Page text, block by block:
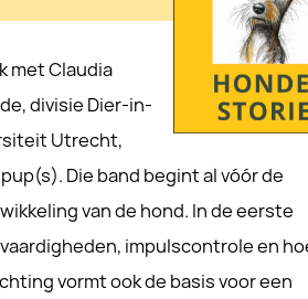
met Claudia
divisie Dier-in-
Utrecht,
Die band begint al vóór de
van de hond. In de eerste
impulscontrole en
vormt ook de basis voor een